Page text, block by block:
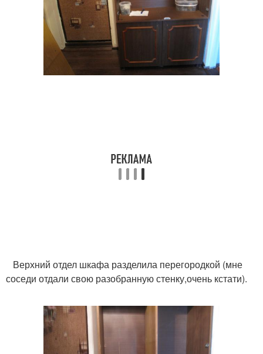
Верхний отдел шкафа разделила перегородкой (мне
соседи отдали свою разобранную стенку,очень кстати).